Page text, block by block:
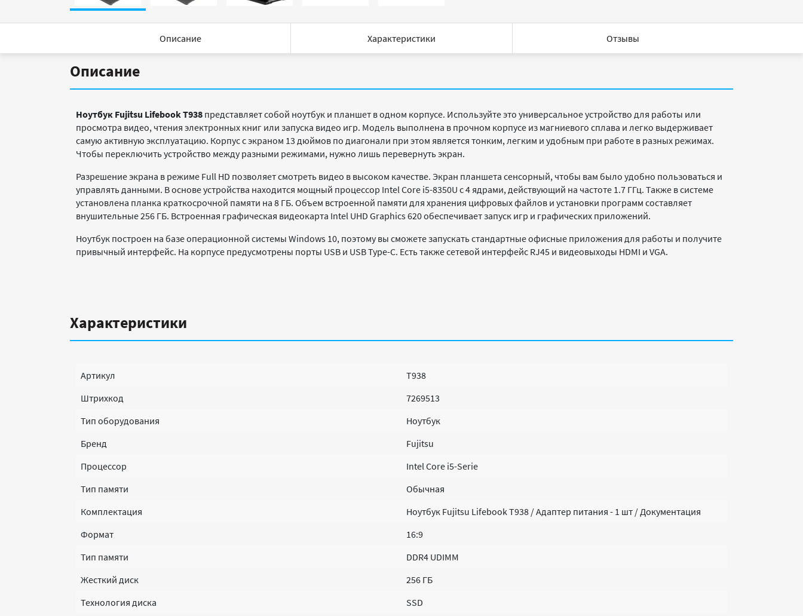
Описание Характеристики Отзывы
Описание
Ноутбук Fujitsu LifebookT938 представляет собой ноутбук и планшет в одном корпусе. Используйте это универсальное устройство для работы или
просмотра видео, чтения электронных книг или запуска видео игр. Модель выполнена в прочном корпусе из магниевого сплава и легко выдерживает
самую активную эксплуатацию. Корпус с экраном 13 дюймов по диагонали при этом является тонким, легким и удобным при работе в разных режимах.
Чтобы переключить устройство между разными режимами, нужно лишь перевернуть экран.
Разрешение экрана в режиме Full HD позволяет смотреть видео в высоком качестве. Экран планшета сенсорный, чтобы вам было удобно пользоваться и
управлять данными. В основе устройства находится мощный процессор Intel Core i5-8350U с 4 ядрами, действующий на частоте 1.7 ГГц. Также в системе
установлена планка краткосрочной памяти на 8 ГБ. Объем встроенной памяти для хранения цифровых файлов и установки программ составляет
внушительные 256 ГБ. Встроенная графическая видеокарта Intel UHD Graphics 620 обеспечивает запуск игр и графических приложений.
Ноутбук построен на базе операционной системы Windows 10, поэтому вы сможете запускать стандартные офисные приложения для работы и получите
привычный интерфейс. На корпусе предусмотрены порты USB и USB Type-C. Есть также сетевой интерфейс RJ45 и видеовыходы HDMI и VGA.
Характеристики
Артикул
T938
Штрихкод
7269513
Тип оборудования
Ноутбук
Бренд
Fujitsu
Процессор
Intel Core i5-Serie
Тип памяти
Обычная
Комплектация
Ноутбук Fujitsu Lifebook T938 / Адаптер питания - 1 шт / Документация
Формат
16:9
Тип памяти
DDR4 UDIMM
Жесткий диск
256 ГБ
Технология диска
SSD